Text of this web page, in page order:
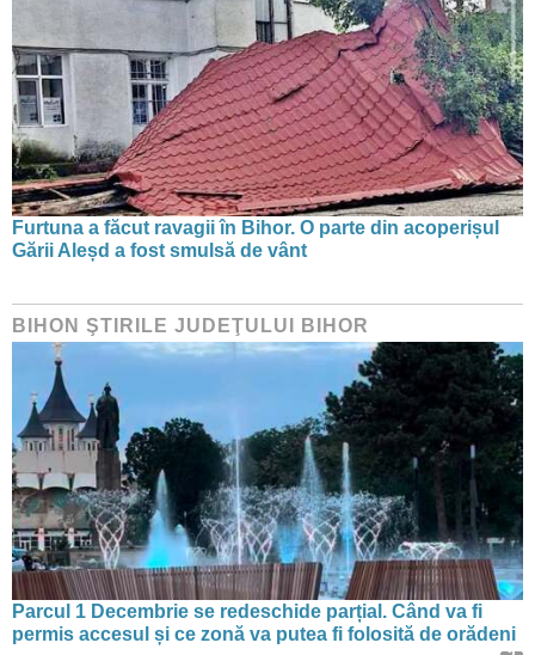
Furtuna a făcut ravagii în Bihor. O parte din acoperișul
Gării Aleșd a fost smulsă de vânt
BIHON ŞTIRILE JUDEŢULUI BIHOR
Parcul 1 Decembrie se redeschide parțial. Când va fi
permis accesul și ce zonă va putea fi folosită de orădeni